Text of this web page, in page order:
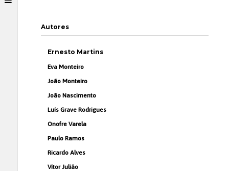
Autores
Ernesto Martins
Eva Monteiro
João Monteiro
João Nascimento
Luís Grave Rodrigues
Onofre Varela
Paulo Ramos
Ricardo Alves
Vítor Julião